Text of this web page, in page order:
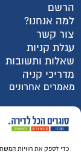
הרשם
למה אנחנו?
צור קשר
עגלת קניות
שאלות ותשובות
מדריכי קניה
מאמרים אחרונים